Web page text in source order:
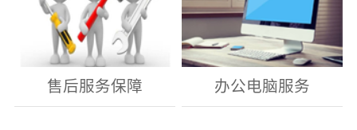
售后服务保障 办公电脑服务